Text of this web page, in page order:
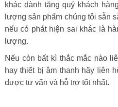
khác dành tặng quý khách
lượng sản phẩm chúng tôi sẵn
nếu có phát hiện sai khác là
lượng.
Nếu còn bất kì thắc mắc nào
hay thiết bị âm thanh hãy liên
được tư vấn và hỗ trợ tốt nhất.